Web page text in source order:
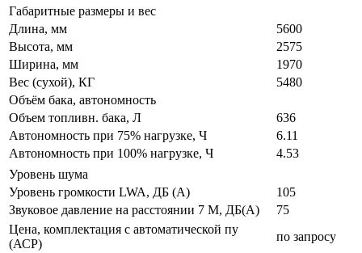
Габаритные размеры и вес
Длина, мм
5600
Высота, мм
2575
Ширина, мм
1970
Вес (сухой), КГ
5480
Объём бака, автономность
Объем топливн. бака, Л
636
Автономность при 75% нагрузке, Ч
6.11
Автономность при 100% нагрузке, Ч
4.53
Уровень шума
Уровень громкости LWA, ДБ (А)
105
Звуковое давление на расстоянии 7 М, ДБ(А)
75
Цена, комплектация с автоматической пу
(АСР)
по запросу